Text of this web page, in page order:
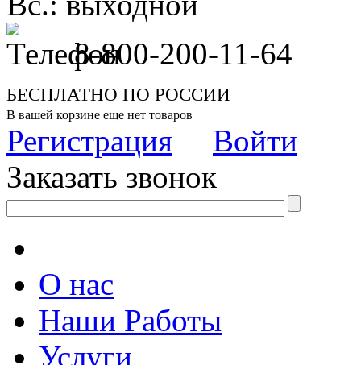
8-800-200-11-64
БЕСПЛАТНО ПО РОССИИ
В вашей корзине еще нет товаров
Регистрация
Войти
Заказать звонок
О нас
Наши Работы
Услуги